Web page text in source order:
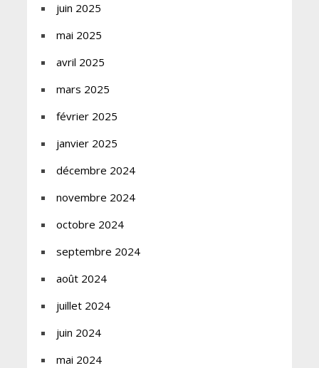
juin 2025
mai 2025
avril 2025
mars 2025
février 2025
janvier 2025
décembre 2024
novembre 2024
octobre 2024
septembre 2024
août 2024
juillet 2024
juin 2024
mai 2024